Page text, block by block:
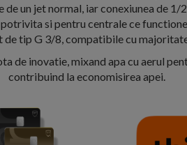
un jet normal, iar conexiunea de 1/
si pentru centrale ce
de tip G 3/8, compatibile cu
de inovatie, mixand apa cu aerul
contribuind la economisirea apei.